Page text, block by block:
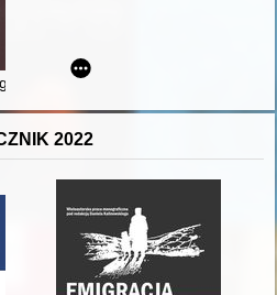
na Starym Mieście w Bytowie
2022